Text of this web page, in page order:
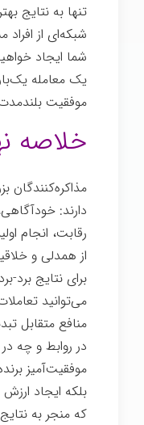
تنها به نتایج
شبکه‌ای از
شما ایجاد
یک معامله
موفقیت
خلاصه
مذاکره‌کنندگان
دارند:
رقابت، انجام
از همدلی و
برای نتایج برد-
می‌توانید
منافع متقابل
در روابط و چه
موفقیت‌آمیز
بلکه ایجاد
که منجر به